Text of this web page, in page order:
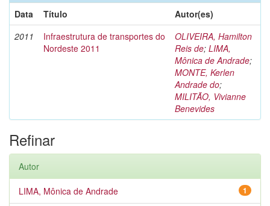
Data
Título
Autor(es)
2011
Infraestrutura de transportes do
Nordeste 2011
OLIVEIRA, Hamilton
Reis de; LIMA,
Mônica de Andrade;
MONTE, Kerlen
Andrade do;
MILITÃO, Vivianne
Benevides
Refinar
Autor
1
LIMA, Mônica de Andrade